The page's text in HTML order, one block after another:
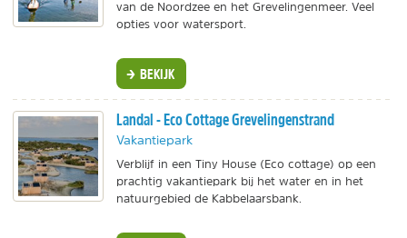
van de Noordzee en het Grevelingenmeer. Veel
opties voor watersport.
BEKIJK
Landal - Eco Cottage Grevelingenstrand
Vakantiepark
Verblijf in een Tiny House (Eco cottage) op een
prachtig vakantiepark bij het water en in het
natuurgebied de Kabbelaarsbank.